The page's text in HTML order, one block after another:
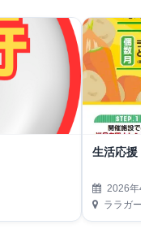
生活応援
2026年4
ララガー